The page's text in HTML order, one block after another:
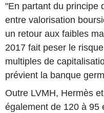
"En partant du principe
entre valorisation
un retour aux faibles
2017 fait peser le
multiples de
prévient la banque
Outre LVMH, Hermès
également de 120 à 95